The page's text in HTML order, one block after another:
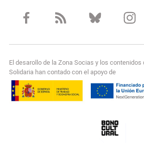
El desarollo de la Zona Socias y los contenidos
Solidaria han contado con el apoyo de